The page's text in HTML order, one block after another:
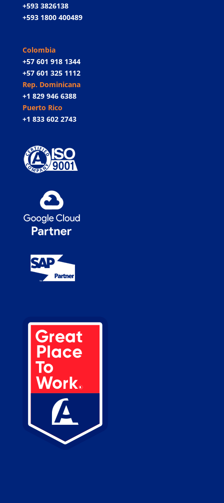
+593 3826138
+593 1800 400489
Colombia
+57 601 918 1344
+57 601 325 1112
Rep. Dominicana
+1 829 946 6388
Puerto Rico
+1 833 602 2743